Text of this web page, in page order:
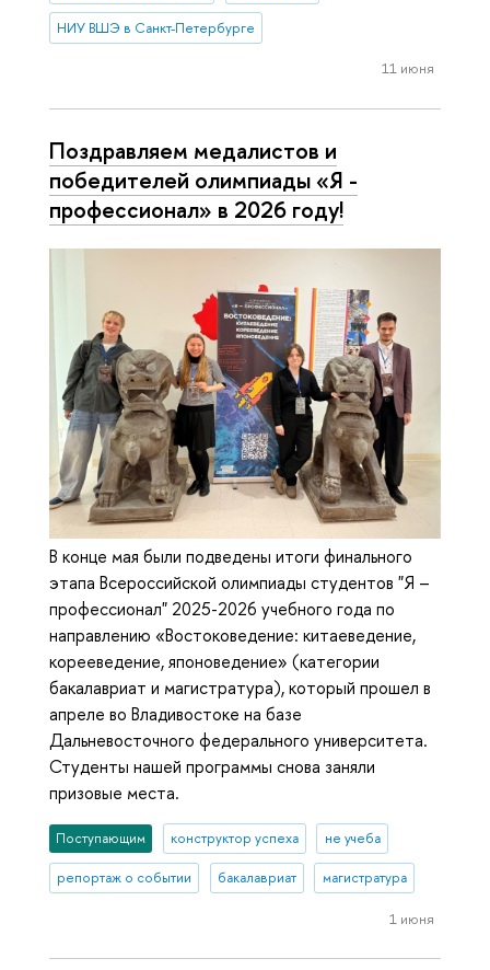
НИУ ВШЭ в Санкт-Петербурге
11 июня
Поздравляем медалистов и
победителей олимпиады «Я -
профессионал» в 2026 году!
В конце мая были подведены итоги финального
этапа Всероссийской олимпиады студентов "Я –
профессионал" 2025-2026 учебного года по
направлению «Востоковедение: китаеведение,
корееведение, японоведение» (категории
бакалавриат и магистратура), который прошел в
апреле во Владивостоке на базе
Дальневосточного федерального университета.
Студенты нашей программы снова заняли
призовые места.
Поступающим конструктор успеха не учеба
репортаж о событии бакалавриат магистратура
1 июня